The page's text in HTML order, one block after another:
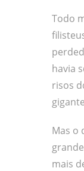
Todo
havia
risos
Mas o
mais